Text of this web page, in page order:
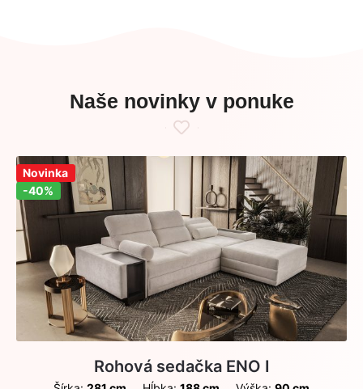
Naše novinky v ponuke
Zľava!
-40%
Novinka
Rohová sedačka ENO I